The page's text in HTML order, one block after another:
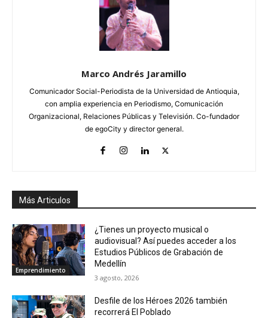
Marco Andrés Jaramillo
Comunicador Social-Periodista de la Universidad de Antioquia,
con amplia experiencia en Periodismo, Comunicación
Organizacional, Relaciones Públicas y Televisión. Co-fundador
de egoCity y director general.
Más Articulos
Emprendimiento
¿Tienes un proyecto musical o
audiovisual? Así puedes acceder a los
Estudios Públicos de Grabación de
Medellín
3 agosto, 2026
Desfile de los Héroes 2026 también
recorrerá El Poblado